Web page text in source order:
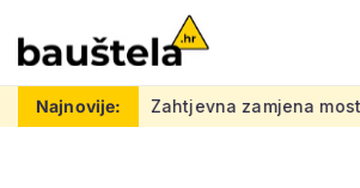
Najnovije:
posao Zahtjevna zamjena mosta